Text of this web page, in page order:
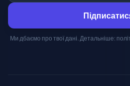
Ми дбаємо про твої дані. Детальніше: